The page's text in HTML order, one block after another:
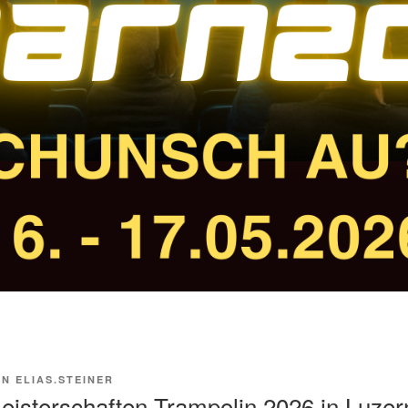
ELIAS.STEINER